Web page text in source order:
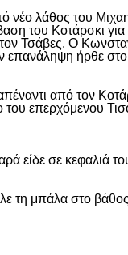
νέο λάθος του
του Κοτάρσκι
Τσάβες. Ο
επανάληψη ήρθε
από τον
επερχόμενου
είδε σε κεφαλιά
τη μπάλα στο